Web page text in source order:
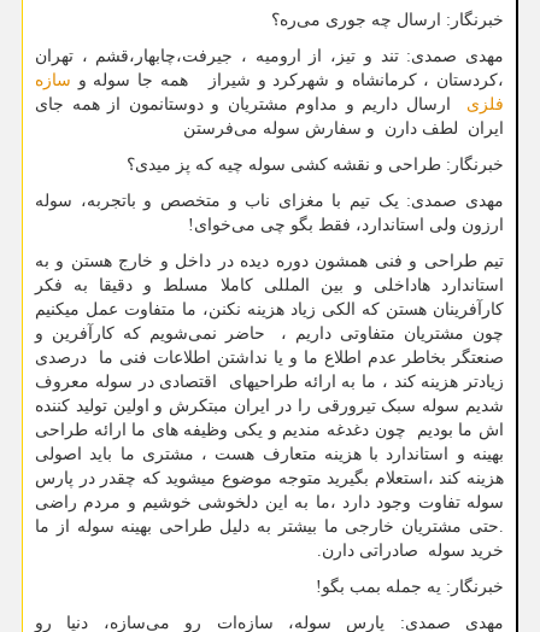
خبرنگار: ارسال چه جوری می‌ره؟
مهدی صمدی: تند و تیز، از ارومیه ، جیرفت،چابهار،قشم ، تهران
،کردستان ، کرمانشاه و شهرکرد و شیراز همه جا سوله و سازه
فلزی ارسال داریم و مداوم مشتریان و دوستانمون از همه جای
ایران لطف دارن و سفارش سوله می‌فرستن
خبرنگار: طراحی‌ و نقشه کشی سوله چیه که پز میدی؟
مهدی صمدی: یک تیم با مغزای ناب و متخصص و باتجربه، سوله
ارزون ولی استاندارد، فقط بگو چی می‌خوای!
تیم طراحی و فنی همشون دوره دیده در داخل و خارج هستن و به
استاندارد هاداخلی و بین المللی کاملا مسلط و دقیقا به فکر
کارآفرینان هستن که الکی زیاد هزینه نکنن، ما متفاوت عمل میکنیم
چون مشتریان متفاوتی داریم ، حاضر نمی‌شویم که کارآفرین و
صنعتگر بخاطر عدم اطلاع ما و یا نداشتن اطلاعات فنی ما درصدی
زیادتر هزینه کند ، ما به ارائه طراحیهای اقتصادی در سوله معروف
شدیم سوله سبک تیرورقی را در ایران مبتکرش و اولین تولید کننده
اش ما بودیم چون دغدغه مندیم و یکی وظیفه های ما ارائه طراحی
بهینه و استاندارد با هزینه متعارف هست ، مشتری ما باید اصولی
هزینه کند ،استعلام بگیرید متوجه موضوع میشوید که چقدر در پارس
سوله تفاوت وجود دارد ،ما به این دلخوشی خوشیم و مردم راضی
.حتی مشتریان خارجی ما بیشتر به دلیل طراحی بهینه سوله از ما
خرید سوله صادراتی دارن.
خبرنگار: یه جمله بمب بگو!
مهدی صمدی: پارس سوله، سازه‌ات رو می‌سازه، دنیا رو